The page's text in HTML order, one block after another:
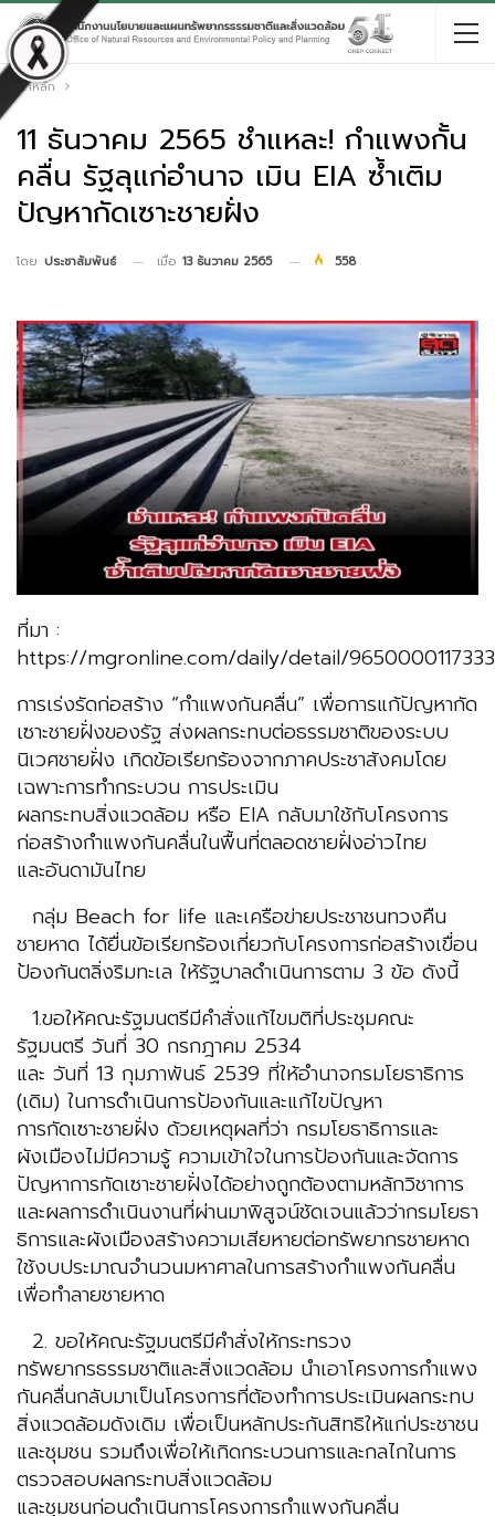
หน้าหลัก
11 ธันวาคม 2565 ชำแหละ! กำแพงกั้น
คลื่น รัฐลุแก่อำนาจ เมิน EIA ซ้ำเติม
ปัญหากัดเซาะชายฝั่ง
โดย ประชาสัมพันธ์ เมื่อ 13 ธันวาคม 2565 558
ที่มา :
https://mgronline.com/daily/detail/9650000117333
การเร่งรัดก่อสร้าง “กำแพงกันคลื่น” เพื่อการแก้ปัญหากัด
เซาะชายฝั่งของรัฐ ส่งผลกระทบต่อธรรมชาติของระบบ
นิเวศชายฝั่ง เกิดข้อเรียกร้องจากภาคประชาสังคมโดย
เฉพาะการทำกระบวน การประเมิน
ผลกระทบสิ่งแวดล้อม หรือ EIA กลับมาใช้กับโครงการ
ก่อสร้างกำแพงกันคลื่นในพื้นที่ตลอดชายฝั่งอ่าวไทย
และอันดามันไทย
กลุ่ม Beach for life และเครือข่ายประชาชนทวงคืน
ชายหาด ได้ยื่นข้อเรียกร้องเกี่ยวกับโครงการก่อสร้างเขื่อน
ป้องกันตลิ่งริมทะเล ให้รัฐบาลดำเนินการตาม 3 ข้อ ดังนี้
1.ขอให้คณะรัฐมนตรีมีคำสั่งแก้ไขมติที่ประชุมคณะ
รัฐมนตรี วันที่ 30 กรกฎาคม 2534
และ วันที่ 13 กุมภาพันธ์ 2539 ที่ให้อำนาจกรมโยธาธิการ
(เดิม) ในการดำเนินการป้องกันและแก้ไขปัญหา
การกัดเซาะชายฝั่ง ด้วยเหตุผลที่ว่า กรมโยธาธิการและ
ผังเมืองไม่มีความรู้ ความเข้าใจในการป้องกันและจัดการ
ปัญหาการกัดเซาะชายฝั่งได้อย่างถูกต้องตามหลักวิชาการ
และผลการดำเนินงานที่ผ่านมาพิสูจน์ชัดเจนแล้วว่ากรมโยธา
ธิการและผังเมืองสร้างความเสียหายต่อทรัพยากรชายหาด
ใช้งบประมาณจำนวนมหาศาลในการสร้างกำแพงกันคลื่น
เพื่อทำลายชายหาด
2. ขอให้คณะรัฐมนตรีมีคำสั่งให้กระทรวง
ทรัพยากรธรรมชาติและสิ่งแวดล้อม นำเอาโครงการกำแพง
กันคลื่นกลับมาเป็นโครงการที่ต้องทำการประเมินผลกระทบ
สิ่งแวดล้อมดังเดิม เพื่อเป็นหลักประกันสิทธิให้แก่ประชาชน
และชุมชน รวมถึงเพื่อให้เกิดกระบวนการและกลไกในการ
ตรวจสอบผลกระทบสิ่งแวดล้อม
และชุมชนก่อนดำเนินการโครงการกำแพงกันคลื่น